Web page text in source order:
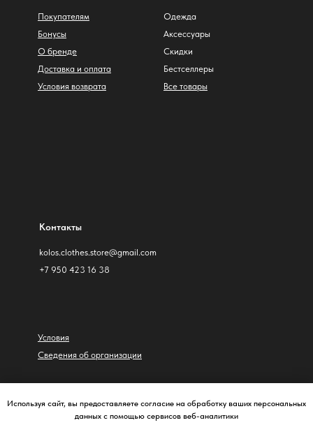
+7 950 423 16 38
kolos.clothes.store@gmail.com
Контакты
Сведения об организации
Условия
Все товары
Бестселлеры
Скидки
Аксессуары
Одежда
Условия возврата
Доставка и оплата
О бренде
Бонусы
Покупателям
Используя сайт, вы предоставляете согласие на обработку ваших персональных
данных с помощью сервисов веб-аналитики